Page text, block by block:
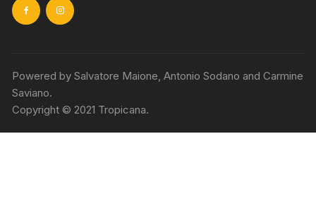
Powered by Salvatore Maione, Antonio Sodano and Carmine
Saviano.
Copyright © 2021 Tropicana.